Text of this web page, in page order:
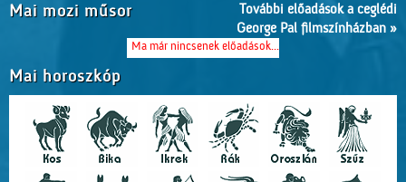
Mai mozi műsor
További előadások a ceglédi
George Pal filmszínházban »
Ma már nincsenek előadások...
Mai horoszkóp